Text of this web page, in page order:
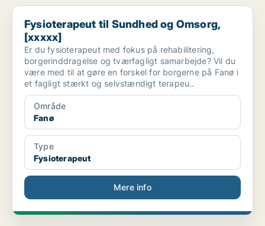
Fysioterapeut til Sundhed og Omsorg, [xxxxx]
Fysioterapeut til Sundhed og Omsorg,
[xxxxx]
Er du fysioterapeut med fokus på rehabilitering,
borgerinddragelse og tværfagligt samarbejde? Vil du
være med til at gøre en forskel for borgerne på Fanø i
et fagligt stærkt og selvstændigt terapeu..
Område
Fanø
Type
Fysioterapeut
Mere info